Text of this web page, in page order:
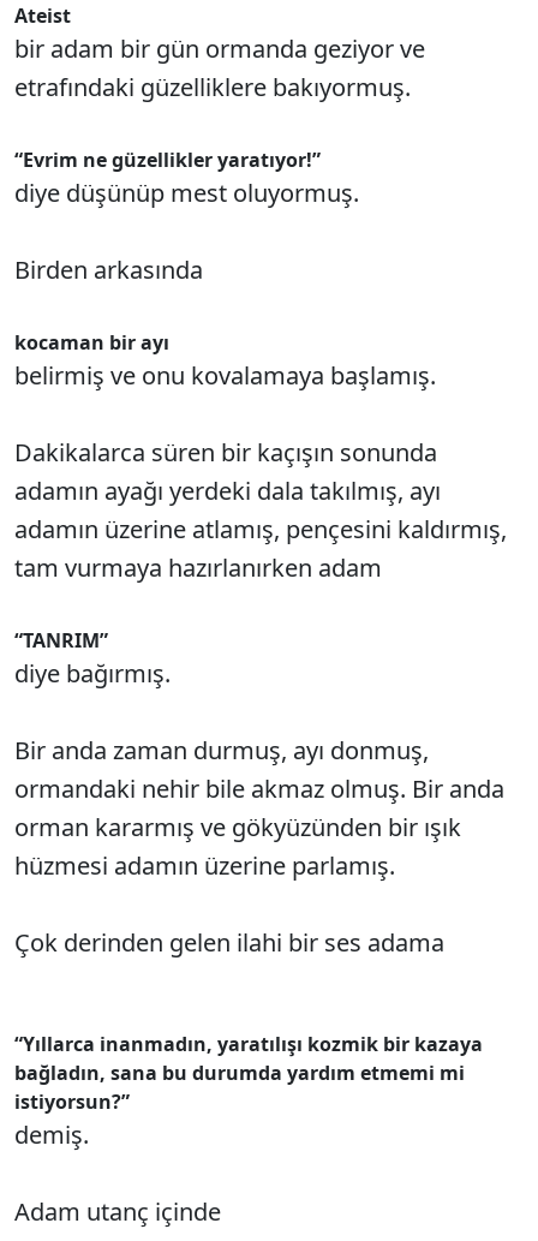
Ateist
bir adam bir gün ormanda geziyor ve
etrafındaki güzelliklere bakıyormuş.
“Evrim ne güzellikler yaratıyor!”
diye düşünüp mest oluyormuş.
Birden arkasında
kocaman bir ayı
belirmiş ve onu kovalamaya başlamış.
Dakikalarca süren bir kaçışın sonunda
adamın ayağı yerdeki dala takılmış, ayı
adamın üzerine atlamış, pençesini kaldırmış,
tam vurmaya hazırlanırken adam
“TANRIM”
diye bağırmış.
Bir anda zaman durmuş, ayı donmuş,
ormandaki nehir bile akmaz olmuş. Bir anda
orman kararmış ve gökyüzünden bir ışık
hüzmesi adamın üzerine parlamış.
Çok derinden gelen ilahi bir ses adama
“Yıllarca inanmadın, yaratılışı kozmik bir kazaya
bağladın, sana bu durumda yardım etmemi mi
istiyorsun?”
demiş.
Adam utanç içinde